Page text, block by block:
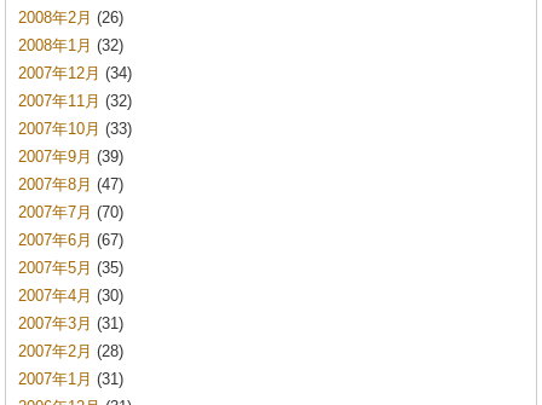
2008年2月 (26)
2008年1月 (32)
2007年12月 (34)
2007年11月 (32)
2007年10月 (33)
2007年9月 (39)
2007年8月 (47)
2007年7月 (70)
2007年6月 (67)
2007年5月 (35)
2007年4月 (30)
2007年3月 (31)
2007年2月 (28)
2007年1月 (31)